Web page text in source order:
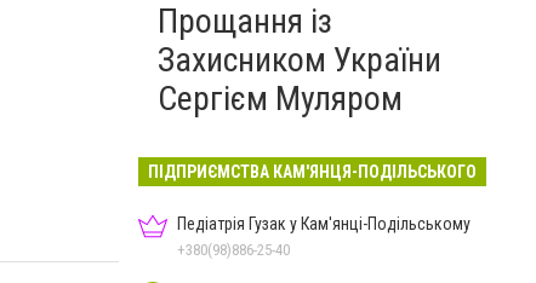
Прощання із
Захисником України
Сергієм Муляром
ПІДПРИЄМСТВА КАМ'ЯНЦЯ-ПОДІЛЬСЬКОГО
Педіатрія Гузак у Кам'янці-Подільському
+380(98)886-25-40